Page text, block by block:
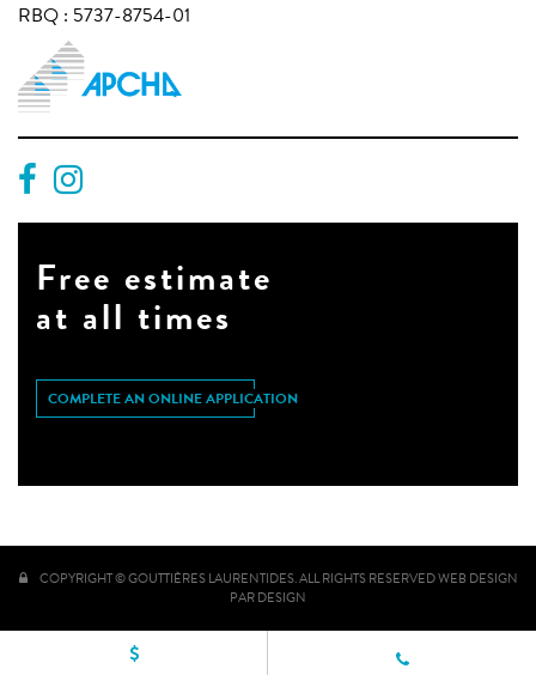
RBQ : 5737-8754-01
Free estimate
at all times
COMPLETE AN ONLINE APPLICATION
COPYRIGHT © GOUTTIÈRES LAURENTIDES. ALL RIGHTS RESERVEDWEB DESIGN
PAR DESIGN